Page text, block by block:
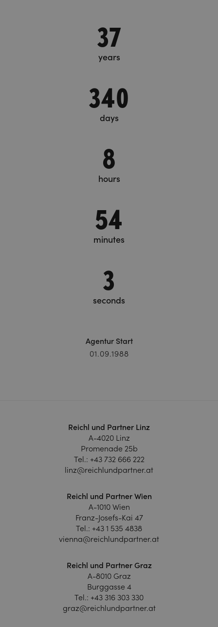
37
years
340
days
8
hours
54
minutes
4
seconds
Agentur Start
01.09.1988
Reichl und Partner Linz
A-4020 Linz
Promenade 25b
Tel.: +43 732 666 222
linz@reichlundpartner.at
Reichl und Partner Wien
A-1010 Wien
Franz-Josefs-Kai 47
Tel.: +43 1 535 4838
vienna@reichlundpartner.at
Reichl und Partner Graz
A-8010 Graz
Burggasse 4
Tel.: +43 316 303 330
graz@reichlundpartner.at